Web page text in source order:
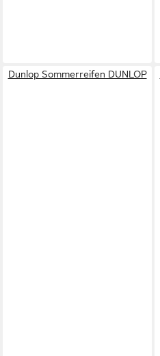
Dunlop Sommerreifen DUNLOP